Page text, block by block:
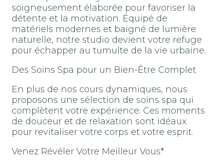
soigneusement élaborée pour favoriser la
détente et la motivation. Équipé de
matériels modernes et baigné de lumière
naturelle, notre studio devient votre refuge
pour échapper au tumulte de la vie urbaine.
Des Soins Spa pour un Bien-Être Complet
En plus de nos cours dynamiques, nous
proposons une sélection de soins spa qui
complètent votre expérience. Ces moments
de douceur et de relaxation sont idéaux
pour revitaliser votre corps et votre esprit.
Venez Révéler Votre Meilleur Vous*